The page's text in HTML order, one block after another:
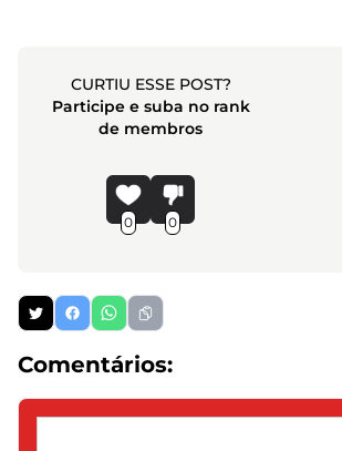
CURTIU ESSE POST?
Participe e suba no rank
de membros
0 0
Comentários: